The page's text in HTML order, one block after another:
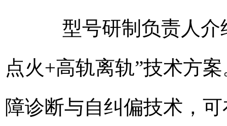
型号研制负责人介
点火+高轨离轨”技术方
障诊断与自纠偏技术，